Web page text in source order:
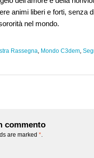
animi liberi e forti, senza
nel mondo.
Rassegna, Mondo C3dem,
commento
are marked *